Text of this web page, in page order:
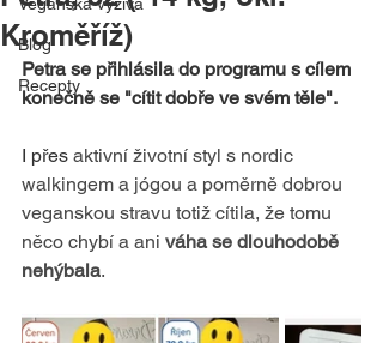
Veganská výživa
Blog
Recepty
Kroměříž)
Petra se přihlásila do programu s cílem
konečně se "cítit dobře ve svém těle".
I přes aktivní životní styl s nordic
walkingem a jógou a poměrně dobrou
veganskou stravu totiž cítila, že tomu
něco chybí a ani váha se dlouhodobě
nehýbala.